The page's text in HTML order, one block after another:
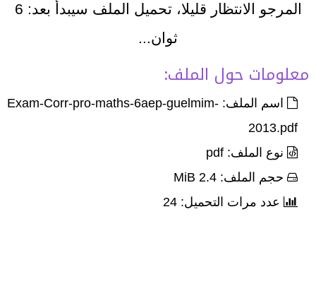
المرجو الانتظار قليلا، تحميل الملف سيبدأ بعد: 5
ثوان...
معلومات حول الملف:
اسم الملف: Exam-Corr-pro-maths-6aep-guelmim-
2013.pdf
نوع الملف: pdf
حجم الملف: 2.4 MiB
عدد مرات التحميل: 24